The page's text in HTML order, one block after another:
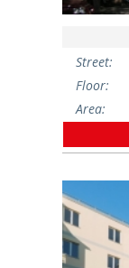
Street:
Floor:
Area: